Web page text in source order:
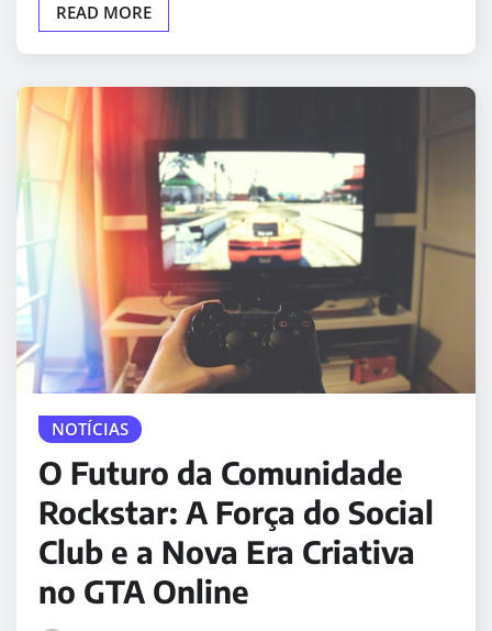
READ MORE
NOTÍCIAS
O Futuro da Comunidade
Rockstar: A Força do Social
Club e a Nova Era Criativa
no GTA Online